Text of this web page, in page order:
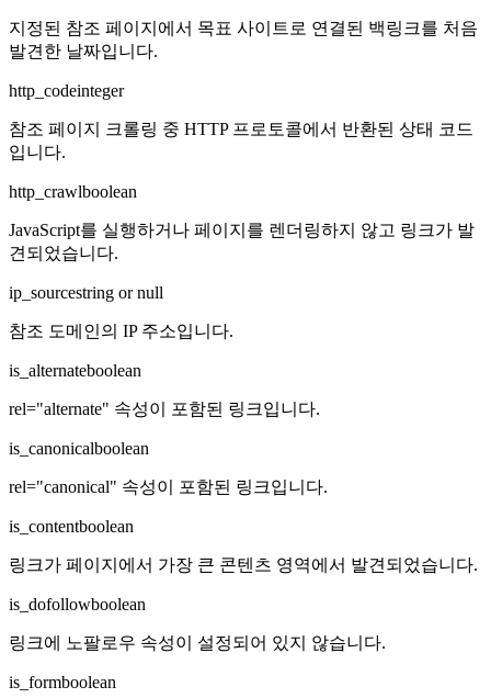
지정된 참조 페이지에서 목표 사이트로 연결된 백링크를 처음
발견한 날짜입니다.
http_codeinteger
참조 페이지 크롤링 중 HTTP 프로토콜에서 반환된 상태 코드
입니다.
http_crawlboolean
JavaScript를 실행하거나 페이지를 렌더링하지 않고 링크가 발
견되었습니다.
ip_sourcestring or null
참조 도메인의 IP 주소입니다.
is_alternateboolean
rel="alternate" 속성이 포함된 링크입니다.
is_canonicalboolean
rel="canonical" 속성이 포함된 링크입니다.
is_contentboolean
링크가 페이지에서 가장 큰 콘텐츠 영역에서 발견되었습니다.
is_dofollowboolean
링크에 노팔로우 속성이 설정되어 있지 않습니다.
is_formboolean